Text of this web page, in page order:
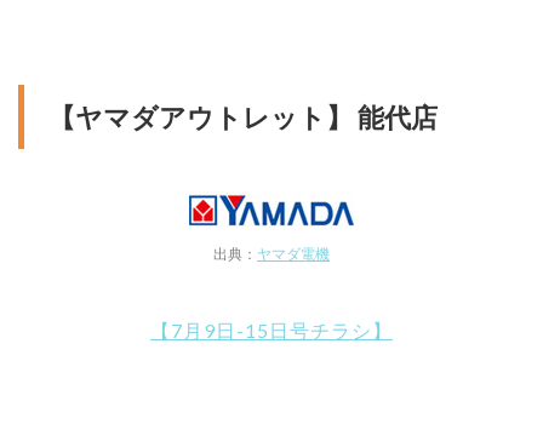
【ヤマダアウトレット】 能代店
出典： ヤマダ電機
【7月9日-15日号チラシ】